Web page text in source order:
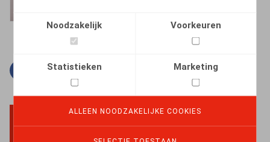
Noodzakelijk Voorkeuren
Statistieken Marketing
ALLEEN NOODZAKELIJKE COOKIES
Facebook
TwitterLinkedin